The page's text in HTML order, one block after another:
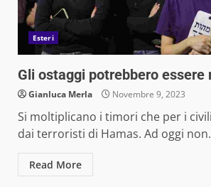
Esteri
Gli ostaggi potrebbero essere
Gianluca Merla Novembre 9, 2023
Si moltiplicano i timori che per i
dai terroristi di Hamas. Ad oggi
Read More